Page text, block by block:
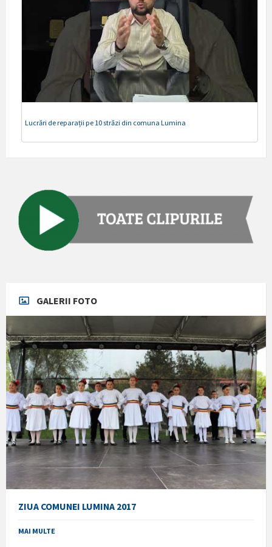
Lucrări de reparații pe 10 străzi din comuna Lumina
GALERII FOTO
ZIUA COMUNEI LUMINA 2017
MAI MULTE